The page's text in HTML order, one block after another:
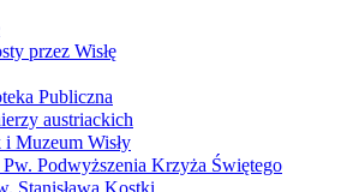
przez Wisłę
Publiczna
austriackich
Muzeum Wisły
Podwyższenia Krzyża Świętego